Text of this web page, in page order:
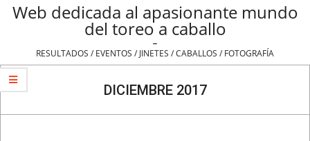
Web dedicada al apasionante mundo
del toreo a caballo
-
RESULTADOS / EVENTOS / JINETES / CABALLOS / FOTOGRAFÍA
Navigation
Menu
DICIEMBRE 2017